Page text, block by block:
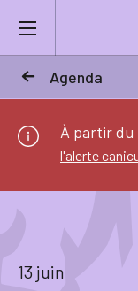
Agenda
Actualités
À partir du
l'alerte
13 juin